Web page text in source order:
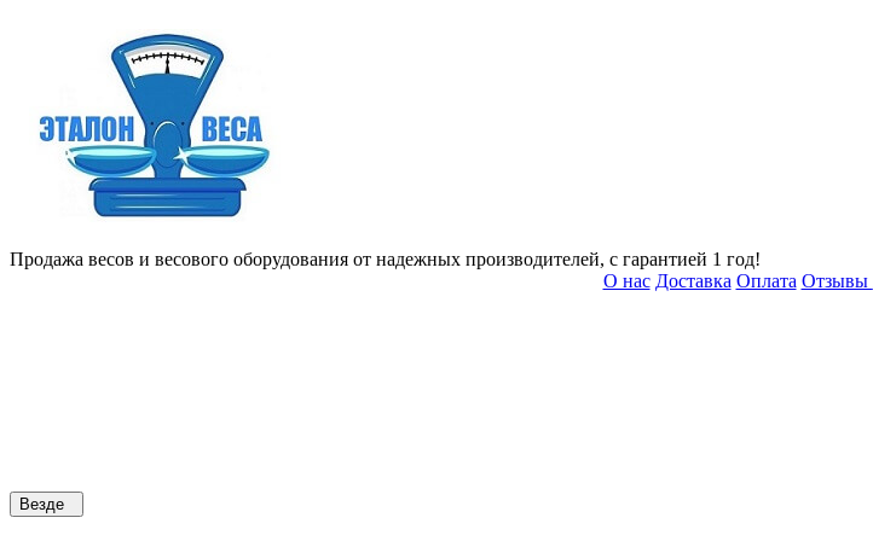
Продажа весов и весового оборудования от надежных производителей, с гарантией 1 год!
О нас Доставка Оплата Отзывы
Везде